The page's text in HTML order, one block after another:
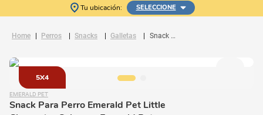
Tu ubicación: SELECCIONE
Perros Snacks Galletas Snack Para Perro Emerald Pet Little Chewzzies Salmon
5X4
EMERALD PET
Snack Para Perro Emerald Pet Little